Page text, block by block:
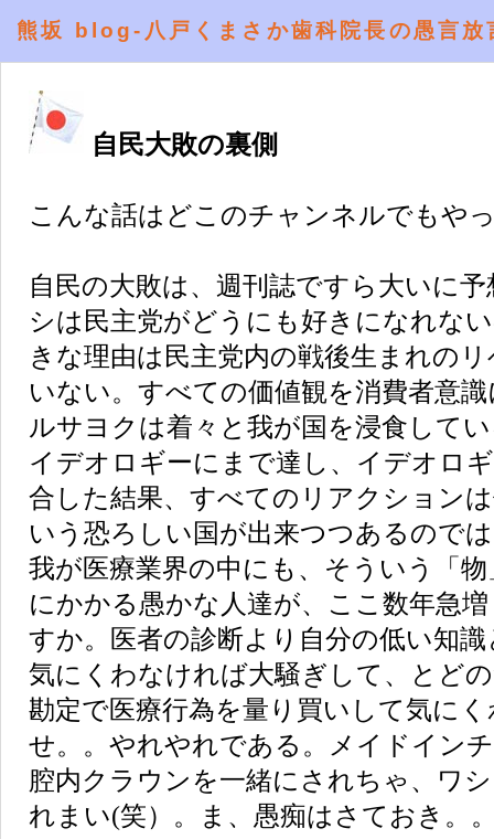
熊坂 blog-八戸くまさか歯科院長の愚言
自民大敗の裏側
こんな話はどこのチャンネルでもや
自民の大敗は、週刊誌ですら大いに
シは民主党がどうにも好きになれな
きな理由は民主党内の戦後生まれの
いない。すべての価値観を消費者意
ルサヨクは着々と我が国を浸食して
イデオロギーにまで達し、イデオロ
合した結果、すべてのリアクション
いう恐ろしい国が出来つつあるので
我が医療業界の中にも、そういう「
にかかる愚かな人達が、ここ数年急
すか。医者の診断より自分の低い知
気にくわなければ大騒ぎして、とど
勘定で医療行為を量り買いして気に
せ。。やれやれである。メイドイン
腔内クラウンを一緒にされちゃ、ワ
れまい(笑）。ま、愚痴はさておき。